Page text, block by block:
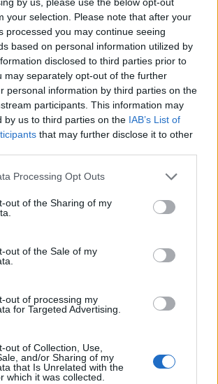
your selection. Please note that after your
processed you may continue seeing
based on personal information utilized by
disclosed to third parties prior to
may separately opt-out of the further
personal information by third parties on the
participants. This information may
by us to third parties on the IAB’s List of
that may further disclose it to other
Processing Opt Outs
out of the Sharing of my
out of the Sale of my
out of processing my
for Targeted Advertising.
out of Collection, Use,
and/or Sharing of my
that Is Unrelated with the
which it was collected.
-Linchen83- | Name: 06Bella04__
10879691 | UserID: 10958454
LvL: 73 | LvL: 72
>hier klicken< | comming soon
365
Flitzer, Hubflapflaps und Wasser Spritzer
Wasserspritzer Hütte: 25
11x 6min Flieger
30x Ramaliner-Eclipse
30x Rama-XS-Turbo